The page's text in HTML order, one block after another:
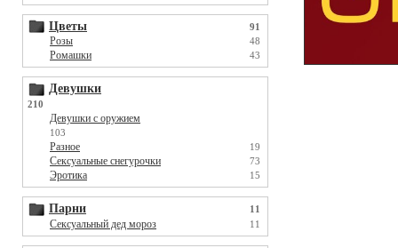
Цветы 91
Розы 48
Ромашки 43
Девушки
210
Девушки с оружием
103
Разное 19
Сексуальные снегурочки 73
Эротика 15
Парни 11
Сексуальный дед мороз 11